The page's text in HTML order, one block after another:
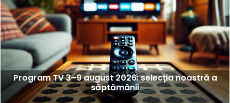
Program TV 3–9 august 2026: selecția noastră a
săptămânii